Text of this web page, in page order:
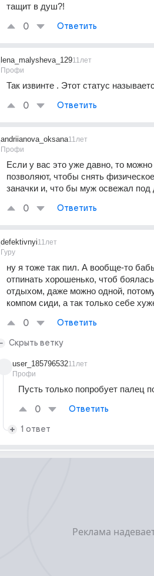
тащит в душ?!
0 Ответить
lena_malysheva_129
Профи
11лет
Так извинте . Этот статус
0 Ответить
andriianova_oksana
Профи
11лет
Если у вас это уже давно, то
позволяют, чтобы снять
заначки и, что бы муж освежал
0 Ответить
defektivnyi
Гуру
11лет
ну я тоже так пил. А вообще-то
отпинать хорошенько, чтоб
отдыхом, даже можно одной,
компом сиди, а так только себе
0 Ответить
Скрыть ветку
user_185796532
Профи
11лет
Пусть только попробует палец
0 Ответить
1 ответ